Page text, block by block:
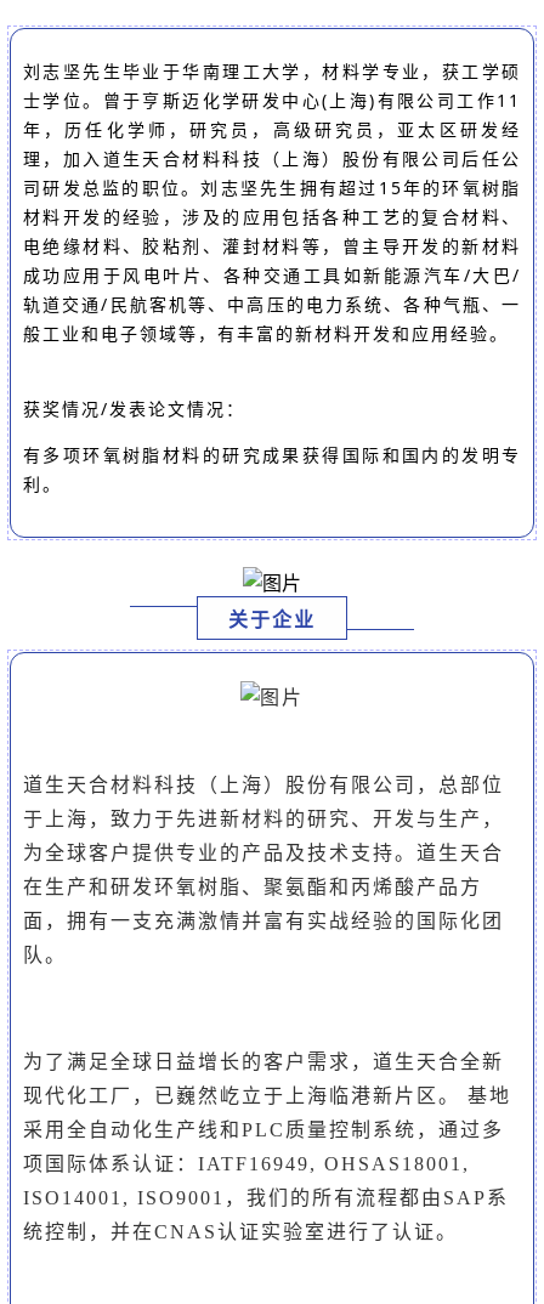
刘志坚先生毕业于华南理工大学，材料学专业，获工学硕
士学位。曾于亨斯迈化学研发中心(上海)有限公司工作11
年，历任化学师，研究员，高级研究员，亚太区研发经
理，加入道生天合材料科技（上海）股份有限公司后任公
司研发总监的职位。刘志坚先生拥有超过15年的环氧树脂
材料开发的经验，涉及的应用包括各种工艺的复合材料、
电绝缘材料、胶粘剂、灌封材料等，曾主导开发的新材料
成功应用于风电叶片、各种交通工具如新能源汽车/大巴/
轨道交通/民航客机等、中高压的电力系统、各种气瓶、一
般工业和电子领域等，有丰富的新材料开发和应用经验。
获奖情况/发表论文情况：
有多项环氧树脂材料的研究成果获得国际和国内的发明专
利。
关于企业
道生天合材料科技（上海）股份有限公司，总部位
于上海，致力于先进新材料的研究、开发与生产，
为全球客户提供专业的产品及技术支持。道生天合
在生产和研发环氧树脂、聚氨酯和丙烯酸产品方
面，拥有一支充满激情并富有实战经验的国际化团
队。
为了满足全球日益增长的客户需求，道生天合全新
现代化工厂，已巍然屹立于上海临港新片区。 基地
采用全自动化生产线和PLC质量控制系统，通过多
项国际体系认证：IATF16949, OHSAS18001,
ISO14001, ISO9001，我们的所有流程都由SAP系
统控制，并在CNAS认证实验室进行了认证。